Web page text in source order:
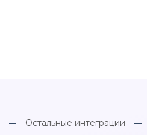
Остальные интеграции